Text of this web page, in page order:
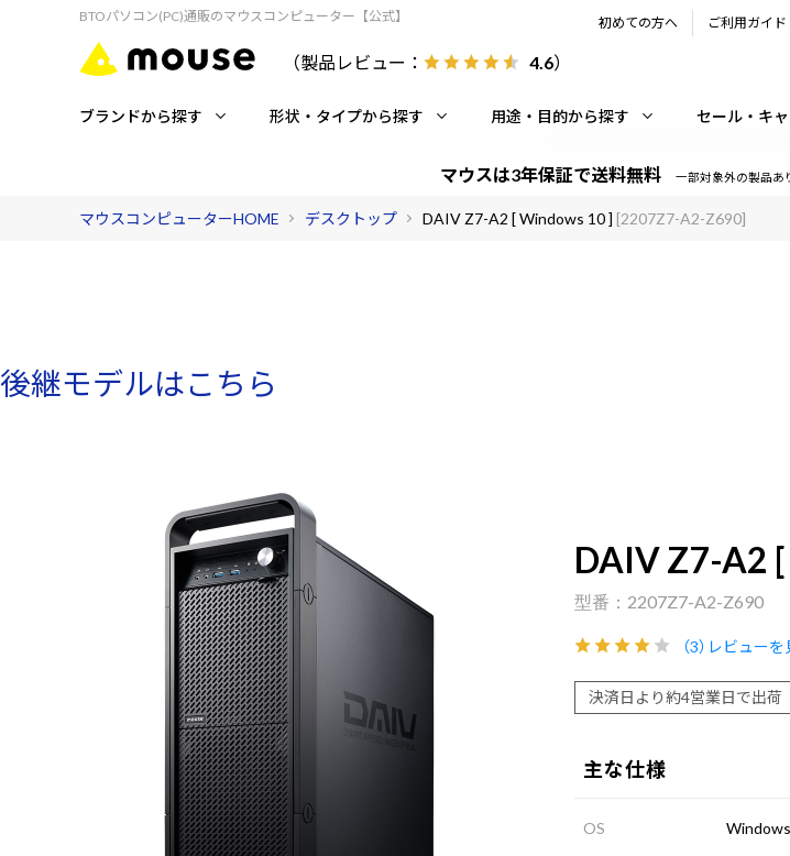
BTOパソコン(PC)通販のマウスコンピューター【公式】
（製品レビュー： 4.6）
初めての方へ ご利用ガイド
ブランドから探す 形状・タイプから探す 用途・目的から探す セール・キ
マウスは3年保証で送料無料 一部対象外の製品あ
マウスコンピューターHOME デスクトップ DAIV Z7-A2 [ Windows 10 ] [2207Z7-A2-Z690]
後継モデルはこちら
DAIV Z7-A2
2207Z7-A2-Z690
（3）レビューを
決済日より約4営業日で出荷
主な仕様
OS